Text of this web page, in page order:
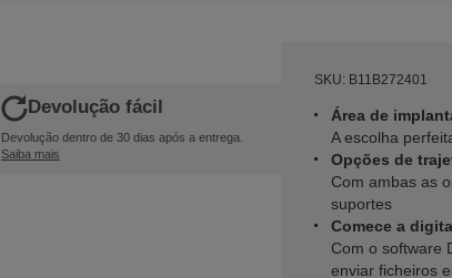
Devolução fácil
Devolução dentro de 30 dias após a entrega.
Saiba mais
SKU: B11B272401
Área de
A escolha
Opções de
Com ambas as
suportes
Comece a
Com o software
enviar ficheiros